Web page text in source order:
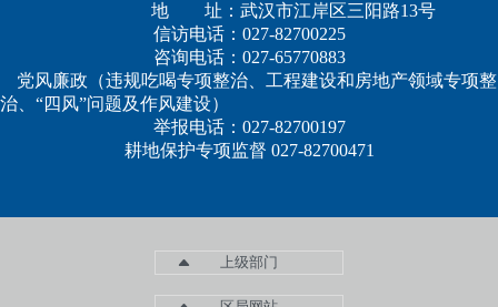
地 址：武汉市江岸区三阳路13号
信访电话：027-82700225
咨询电话：027-65770883
党风廉政（违规吃喝专项整治、工程建设和房地产领域专项整
治、“四风”问题及作风建设）
举报电话：027-82700197
耕地保护专项监督 027-82700471
上级部门